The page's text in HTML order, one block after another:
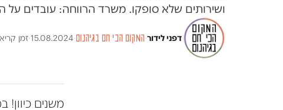
ושירותים שלא סופקו. משרד הרווחה: עובדים
דפני לידור·המקום הכי חם בגיהנום·
15.08.2024
·זמן קריאה 4
משנים